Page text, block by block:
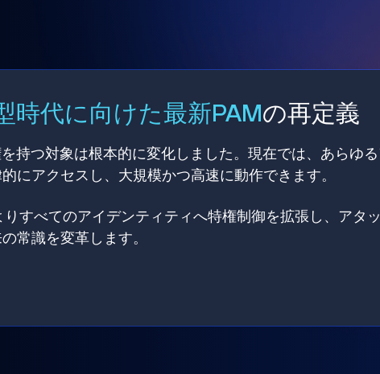
時代に向けた最新PAMの再定義
持つ対象は根本的に変化しました。現在では、あらゆ
にアクセスし、大規模かつ高速に動作できます。
すべてのアイデンティティへ特権制御を拡張し、アタ
常識を変革します。